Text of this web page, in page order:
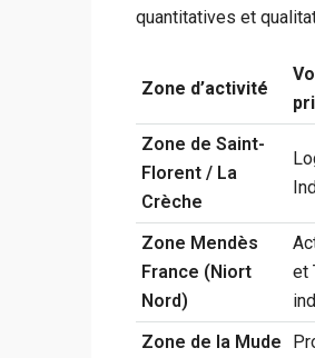
quantitatives et
Zone d’activité
Zone de Saint-
Florent / La
Crèche
Zone Mendès
France (Niort
Nord)
et
Zone de la Mude